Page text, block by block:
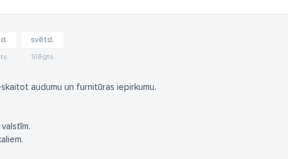
svētd.
Slēgts
audumu un furnitūras iepirkumu.